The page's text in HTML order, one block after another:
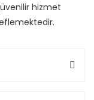
hizmet